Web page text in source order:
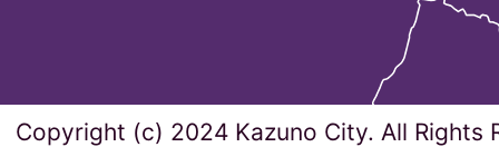
Copyright (c) 2024 Kazuno City. All Rights